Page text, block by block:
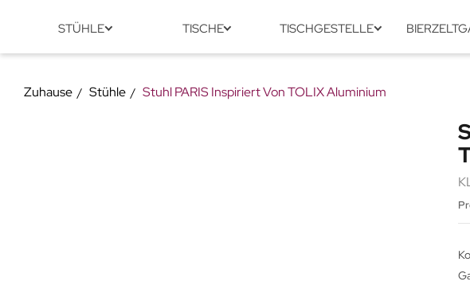
STÜHLE TISCHE TISCHGESTELLE
Zuhause Stühle Stuhl PARIS Inspiriert Von TOLIX Aluminium